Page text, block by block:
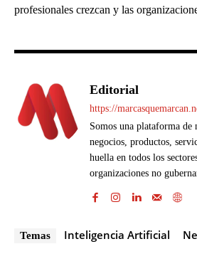
profesionales crezcan y las
Editorial
https://
Somos una plataforma de
negocios, productos,
huella en todos los
organizaciones no
Temas Inteligencia Artificial